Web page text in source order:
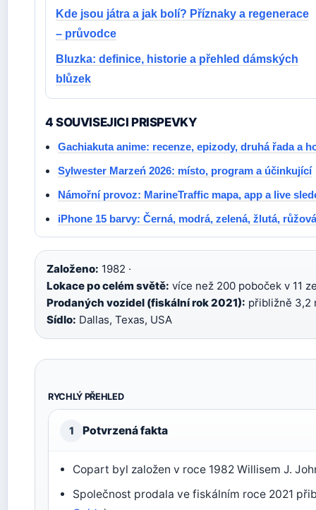
Kde jsou játra a jak bolí? Příznaky a regenerace
– průvodce
Bluzka: definice, historie a přehled dámských
blůzek
4 SOUVISEJICI PRISPEVKY
Gachiakuta anime: recenze, epizody, druhá řada a
Sylwester Marzeń 2026: místo, program a účinkující
Námořní provoz: MarineTraffic mapa, app a live
iPhone 15 barvy: Černá, modrá, zelená, žlutá,
Založeno: 1982 ·
Lokace po celém světě: více než 200 poboček v 11
Prodaných vozidel (fiskální rok 2021): přibližně 3,2
Sídlo: Dallas, Texas, USA
RYCHLÝ PŘEHLED
1 Potvrzená fakta
Copart byl založen v roce 1982 Willisem J.
Společnost prodala ve fiskálním roce 2021